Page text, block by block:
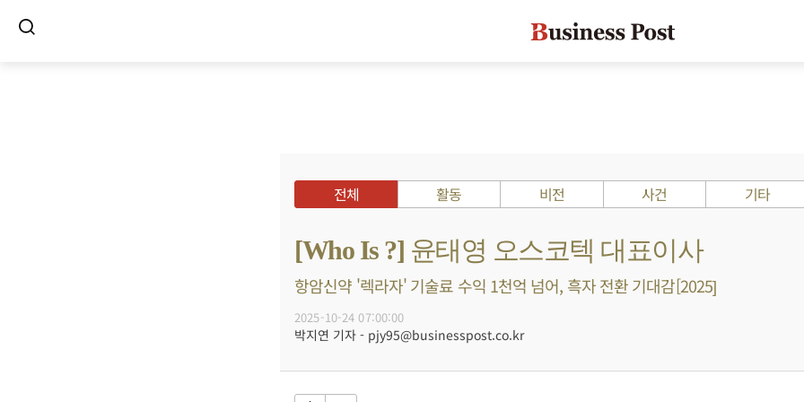
전체 활동 비전 사건 기타
[Who Is ?] 윤태영 오스코텍 대표이사
항암신약 '렉라자' 기술료 수익 1천억 넘어, 흑자 전환 기대감[2025]
2025-10-24 07:00:00
박지연 기자 - pjy95@businesspost.co.kr